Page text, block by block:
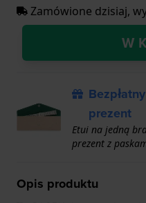
Zamówione dzisiaj,
W
Bezpłatny
prezent
Etui na jedną
prezent z
Opis produktu